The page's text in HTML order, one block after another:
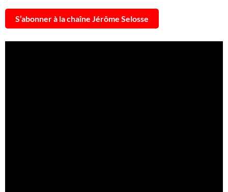
S’abonner à la chaîne Jérôme Selosse